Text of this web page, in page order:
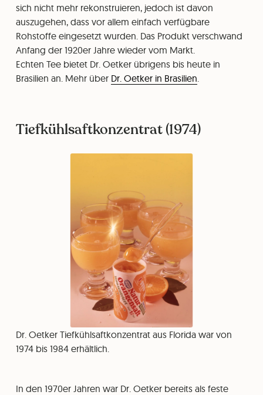
sich nicht mehr rekonstruieren, jedoch ist davon
auszugehen, dass vor allem einfach verfügbare
Rohstoffe eingesetzt wurden. Das Produkt verschwand
Anfang der 1920er Jahre wieder vom Markt.
Echten Tee bietet Dr. Oetker übrigens bis heute in
Brasilien an. Mehr über Dr. Oetker in Brasilien
Tiefkühlsaftkonzentrat (1974)
Dr. Oetker Tiefkühlsaftkonzentrat aus Florida war von
1974 bis 1984 erhältlich.
In den 1970er Jahren war Dr. Oetker bereits als feste